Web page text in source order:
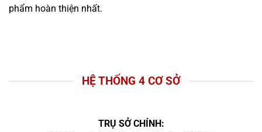
phẩm hoàn thiện nhất.
HỆ THỐNG 4 CƠ SỞ
TRỤ SỞ CHÍNH: